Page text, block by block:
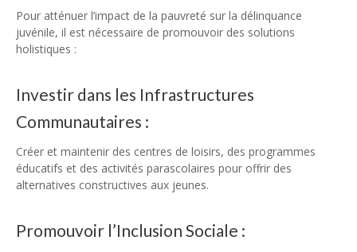
Pour atténuer l’impact de la pauvreté sur la délinquance
juvénile, il est nécessaire de promouvoir des solutions
holistiques :
Investir dans les Infrastructures
Communautaires :
Créer et maintenir des centres de loisirs, des programmes
éducatifs et des activités parascolaires pour offrir des
alternatives constructives aux jeunes.
Promouvoir l’Inclusion Sociale :